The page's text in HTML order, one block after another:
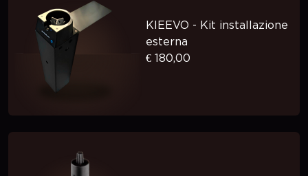
KIEEVO - Kit installazione
esterna
€ 180,00